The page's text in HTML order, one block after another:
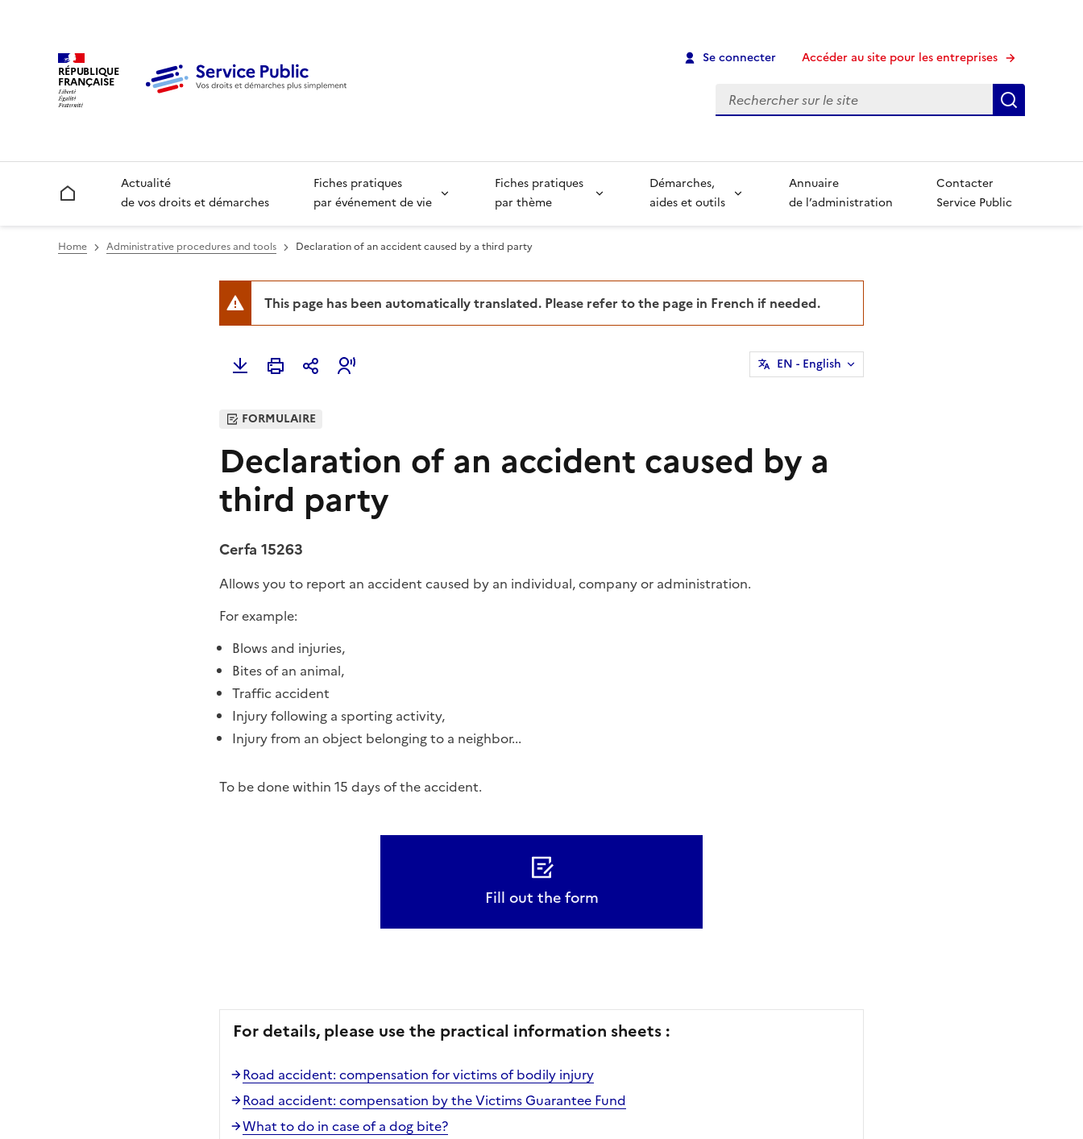
RÉPUBLIQUE
FRANÇAISE
Se connecter Accéder au site pour les entreprises
Recherche
Accueil
Actualité
de vos droits et démarches
Fiches pratiques
par événement de vie
Fiches pratiques
par thème
Démarches,
aides et outils
Annuaire
de l’administration
Contacter
Service Public
Home Administrative procedures and tools Declaration of an accident caused by a third party
This page has been automatically translated. Please refer to the page in French if needed.
EN - English
FORMULAIRE
Declaration of an accident caused by a
third party
Cerfa 15263
Allows you to report an accident caused by an individual, company or administration.
For example:
Blows and injuries,
Bites of an animal,
Traffic accident
Injury following a sporting activity,
Injury from an object belonging to a neighbor...
To be done within 15 days of the accident.
Fill out the form
For details, please use the practical information sheets :
Road accident: compensation for victims of bodily injury
Road accident: compensation by the Victims Guarantee Fund
What to do in case of a dog bite?